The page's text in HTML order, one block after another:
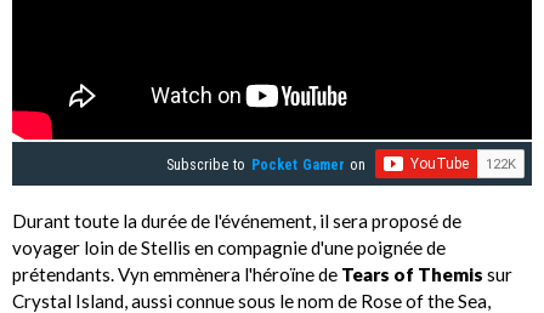
Subscribe to Pocket Gamer on
Durant toute la durée de l'événement, il sera proposé de
voyager loin de Stellis en compagnie d'une poignée de
prétendants. Vyn emmènera l'héroïne de Tears of Themis sur
Crystal Island, aussi connue sous le nom de Rose of the Sea,